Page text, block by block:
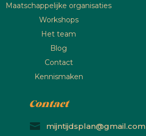
Maatschappelijke organisaties
Workshops
Het team
Blog
Contact
Kennismaken
Contact
 mijntijdsplan@gmail.com